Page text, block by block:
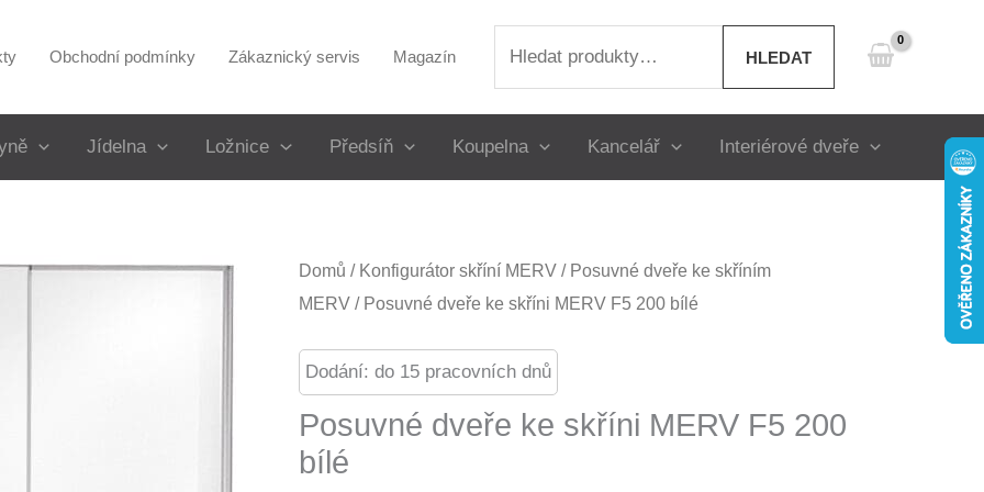
Obchodní podmínky Zákaznický servis Magazín HLEDAT
Jídelna Ložnice Předsíň Koupelna Kancelář Interiérové dveře
Domů / Konfigurátor skříní MERV / Posuvné dveře ke skříním
MERV / Posuvné dveře ke skříni MERV F5 200 bílé
Dodání: do 15 pracovních dnů
Posuvné dveře ke skříni MERV F5 200
bílé